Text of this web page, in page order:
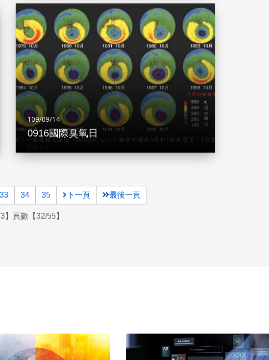
109/09/14
0916國際臭氧日
33 34 35 下一頁 最後一頁
】頁數【32/55】